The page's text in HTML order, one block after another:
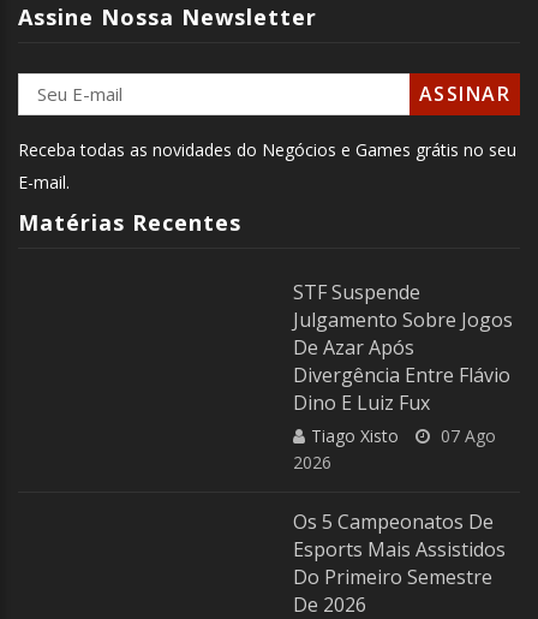
Assine Nossa Newsletter
Receba todas as novidades do Negócios e Games grátis no seu
E-mail.
Matérias Recentes
STF Suspende
Julgamento Sobre Jogos
De Azar Após
Divergência Entre Flávio
Dino E Luiz Fux
Tiago Xisto
07 Ago
2026
Os 5 Campeonatos De
Esports Mais Assistidos
Do Primeiro Semestre
De 2026